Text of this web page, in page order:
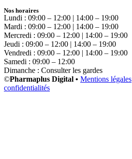
Nos horaires
Lundi : 09:00 – 12:00 | 14:00 – 19:00
Mardi : 09:00 – 12:00 | 14:00 – 19:00
Mercredi : 09:00 – 12:00 | 14:00 – 19:00
Jeudi : 09:00 – 12:00 | 14:00 – 19:00
Vendredi : 09:00 – 12:00 | 14:00 – 19:00
Samedi : 09:00 – 12:00
Dimanche : Consulter les gardes
©Pharmaplus Digital • Mentions légales
confidentialités